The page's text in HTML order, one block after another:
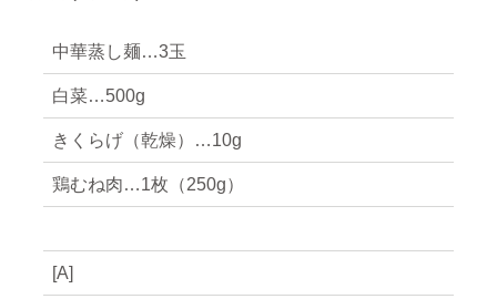
中華蒸し麺…3玉
白菜…500g
きくらげ（乾燥）…10g
鶏むね肉…1枚（250g）
[A]